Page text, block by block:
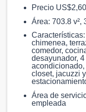
Precio
Área: 703.8 v²,
chimenea,
comedor,
desayunador,
closet, jacuzzi
Área de
empleada